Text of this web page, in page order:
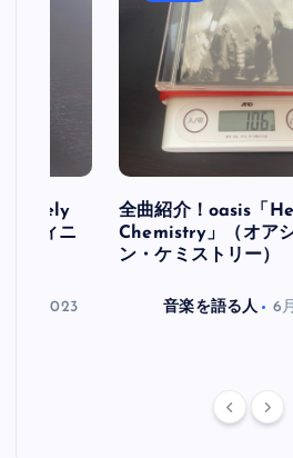
フィニ
30, 2023
全曲紹介！oasis「
Chemistry」（オア
ン・ケミストリー）
音楽を語る人 6